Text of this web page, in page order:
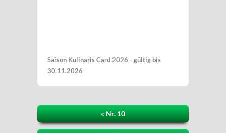
Saison Kulinaris Card 2026 - gültig bis
30.11.2026
« Nr. 10